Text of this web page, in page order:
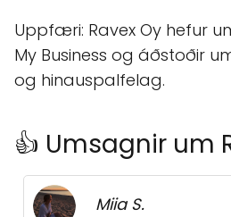
Uppfæri: Ravex Oy hefur
My Business og áðstoðir
og hinauspalfelag.
👍 Umsagnir um
Miia S.